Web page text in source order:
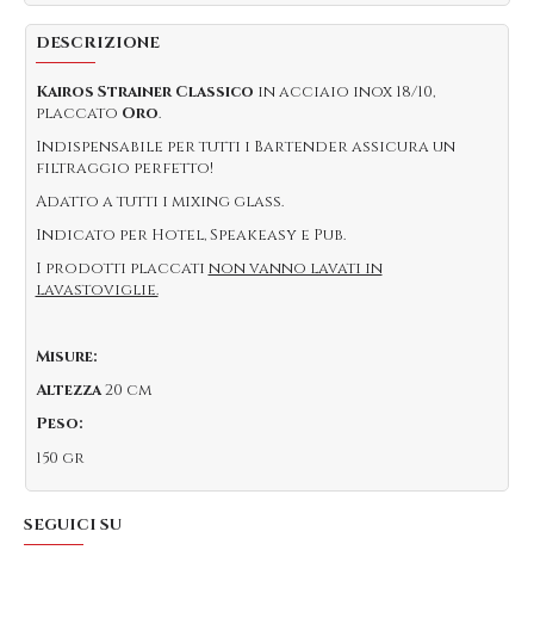
DESCRIZIONE
Kairos Strainer Classico in acciaio inox 18/10,
placcato Oro.
Indispensabile per tutti i Bartender assicura un
filtraggio perfetto!
Adatto a tutti i mixing glass.
Indicato per Hotel, Speakeasy e Pub.
I prodotti placcati non vanno lavati in
lavastoviglie.
Misure:
Altezza20 cm
Peso:
150 gr
SEGUICI SU